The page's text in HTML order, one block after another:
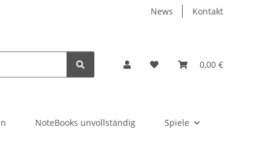
News Kontakt
0,00 €
NoteBooks unvollständig Spiele